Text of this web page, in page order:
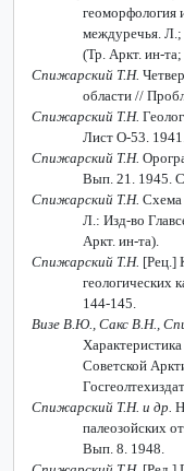
геоморфология
междуречья. Л.;
(Тр. Аркт. ин-та;
Спижарский Т.Н.
области //
Спижарский Т.Н.
Лист О-53. 1941.
Спижарский Т.Н.
Вып. 21. 1945.
Спижарский Т.Н. Схема
Л.: Изд-во
Аркт. ин-та).
Спижарский Т.Н. [Рец.]
геологических
144-145.
Визе В.Ю., Сакс В.Н.,
Советской
Спижарский Т.Н. и др.
палеозойских
Вып. 8. 1948.